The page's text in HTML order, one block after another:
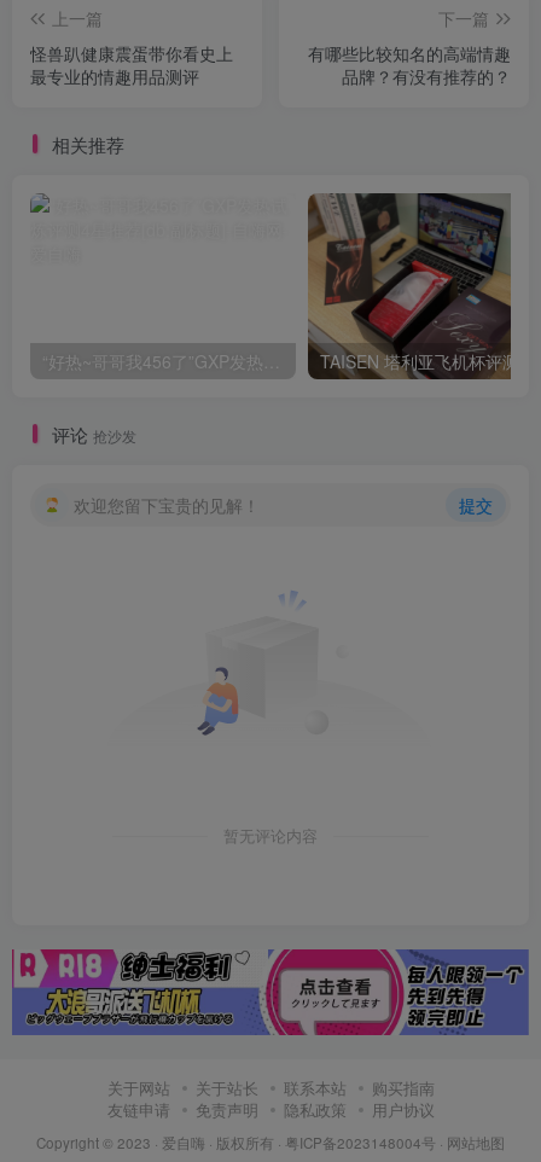
上一篇
怪兽趴健康震蛋带你看史上
最专业的情趣用品测评
下一篇
有哪些比较知名的高端情趣
品牌？有没有推荐的？
相关推荐
评论 抢沙发
欢迎您留下宝贵的见解！ 提交
暂无评论内容
关于网站 关于站长 联系本站
购买指南
友链申请
免责声明 隐私政策 用户协议
Copyright © 2023 · 爱自嗨 · 版权所有 · 粤ICP备2023148004号 · 网站地图